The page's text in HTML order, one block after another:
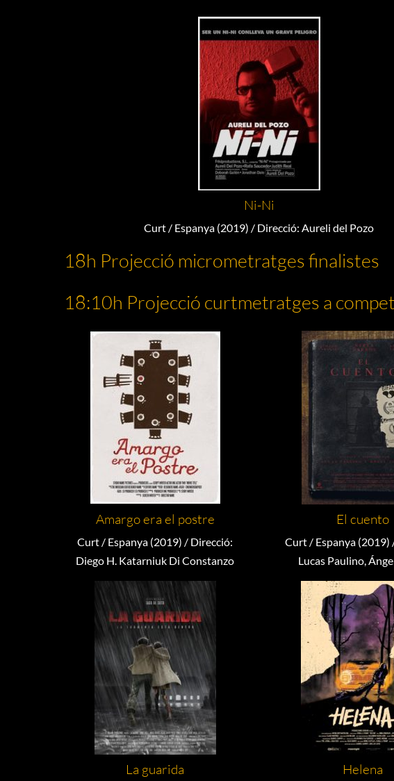
Ni-Ni
Curt / Espanya (2019) / Direcció: Aureli del Pozo
18h Projecció micrometratges finalistes
18:10h Projecció curtmetratges a
Amargo era el postre
Curt / Espanya (2019) / Direcció:
Diego H. Katarniuk Di Constanzo
El cuento
Curt / Espanya (2019)
Lucas Paulino,
La guarida Helena